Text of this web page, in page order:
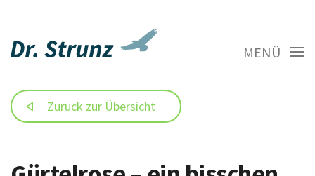
MENÜ
Zurück zur Übersicht